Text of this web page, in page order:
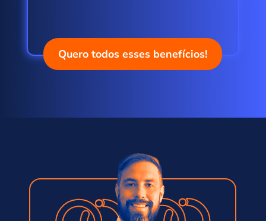
Quero todos esses benefícios!